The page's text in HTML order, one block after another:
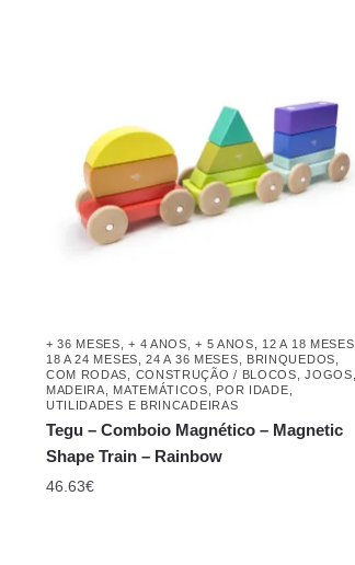
+ 36 MESES ,+ 4 ANOS ,+ 5 ANOS 12 A 18 MESES
18 A 24 MESES ,24 A 36 MESES BRINQUEDOS
COM RODAS
CONSTRUÇÃO / BLOCOS ,JOGOS
MADEIRA
MATEMÁTICOS POR IDADE
UTILIDADES E BRINCADEIRAS
Tegu – Comboio Magnético – Magnetic
Shape Train – Rainbow
46.63€